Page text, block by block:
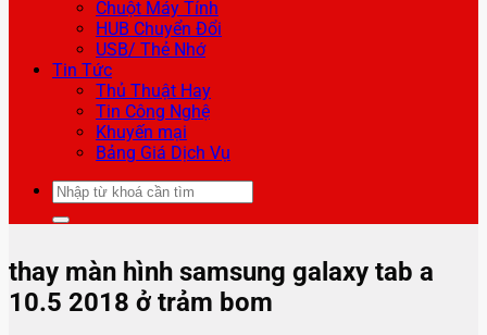
Chuột Máy Tính
HUB Chuyển Đổi
USB/ Thẻ Nhớ
Tin Tức
Thủ Thuật Hay
Tin Công Nghệ
Khuyến mại
Bảng Giá Dịch Vụ
Tìm
kiếm:
thay màn hình samsung galaxy tab a
10.5 2018 ở trảm bom